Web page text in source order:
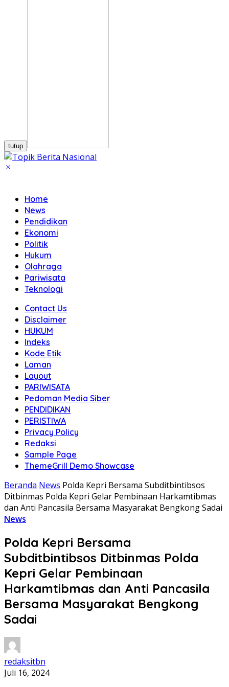
tutup
Home
News
Pendidikan
Ekonomi
Politik
Hukum
Olahraga
Pariwisata
Teknologi
Contact Us
Disclaimer
HUKUM
Indeks
Kode Etik
Laman
Layout
PARIWISATA
Pedoman Media Siber
PENDIDIKAN
PERISTIWA
Privacy Policy
Redaksi
Sample Page
ThemeGrill Demo Showcase
Beranda News Polda Kepri Bersama Subditbintibsos
Ditbinmas Polda Kepri Gelar Pembinaan Harkamtibmas
dan Anti Pancasila Bersama Masyarakat Bengkong Sadai
News
Polda Kepri Bersama
Subditbintibsos Ditbinmas Polda
Kepri Gelar Pembinaan
Harkamtibmas dan Anti Pancasila
Bersama Masyarakat Bengkong
Sadai
redaksitbn
Juli 16, 2024